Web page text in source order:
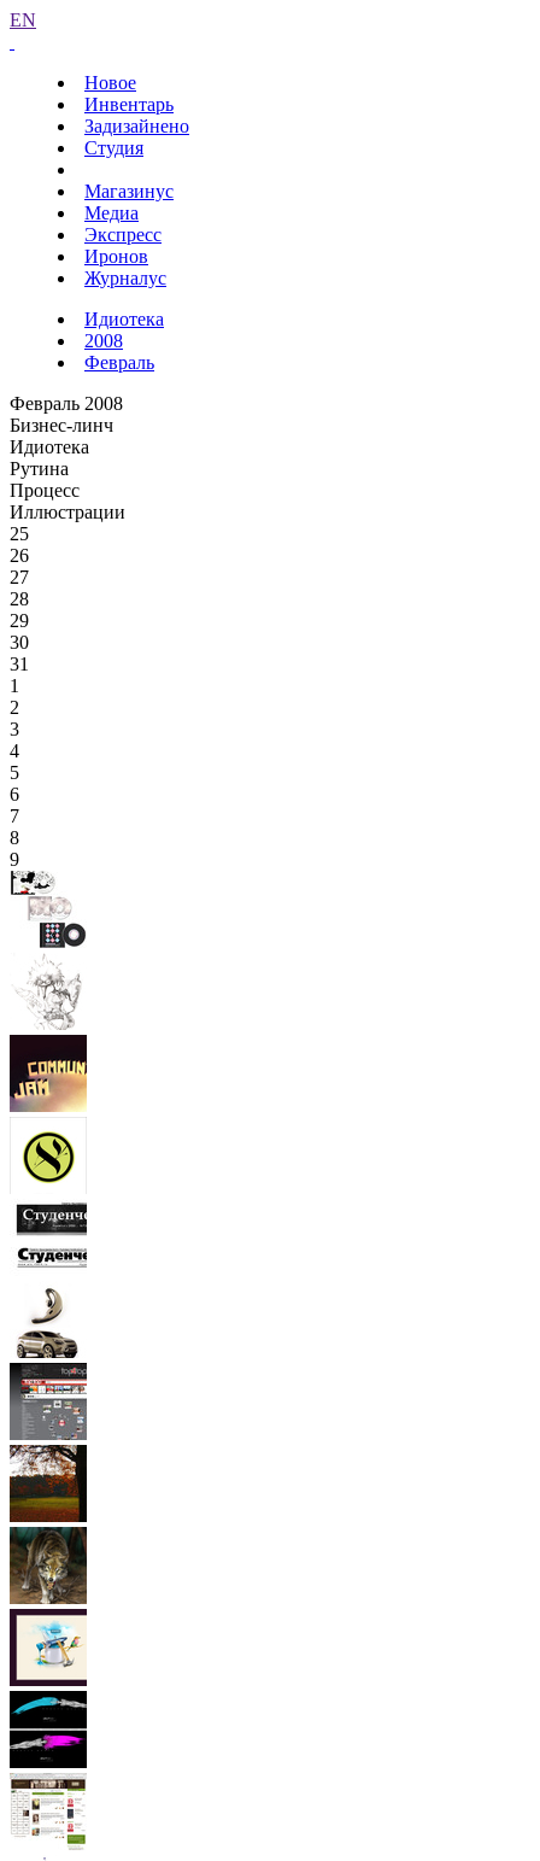
EN
Новое
Инвентарь
Задизайнено
Студия
Магазинус
Медиа
Экспресс
Иронов
Журналус
Идиотека
2008
Февраль
Февраль 2008
Бизнес-линч
Идиотека
Рутина
Процесс
Иллюстрации
25
26
27
28
29
30
31
1
2
3
4
5
6
7
8
9